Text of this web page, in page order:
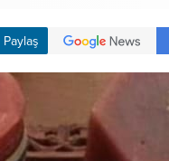
Paylaş